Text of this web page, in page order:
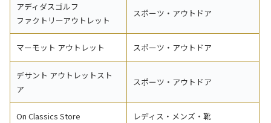
アディダスゴルフ
ファクトリーアウトレット
スポーツ・アウトドア
マーモット アウトレット スポーツ・アウトドア
デサント アウトレットスト
ア
スポーツ・アウトドア
On Classics Store レディス・メンズ・靴